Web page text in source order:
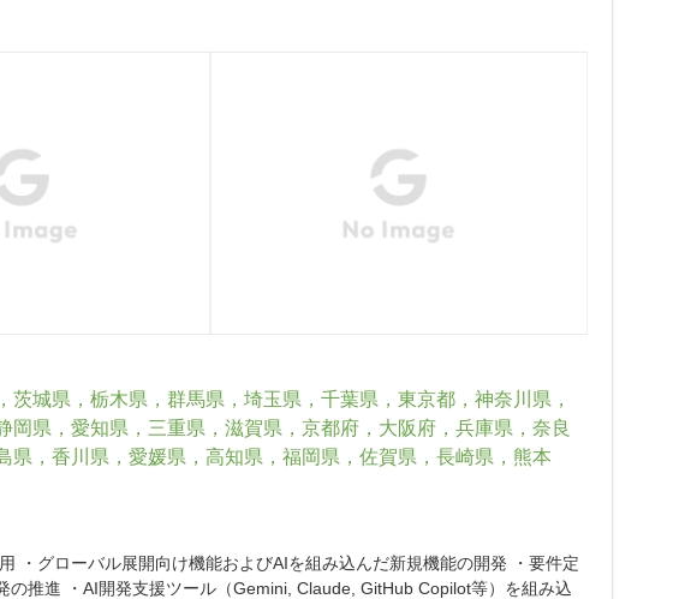
城県，栃木県，群馬県，埼玉県，千葉県，東京都，神奈川県，
県，愛知県，三重県，滋賀県，京都府，大阪府，兵庫県，奈良
，香川県，愛媛県，高知県，福岡県，佐賀県，長崎県，熊本
・グローバル展開向け機能およびAIを組み込んだ新規機能の開発 ・要件定
推進 ・AI開発支援ツール（Gemini, Claude, GitHub Copilot等）を組み込